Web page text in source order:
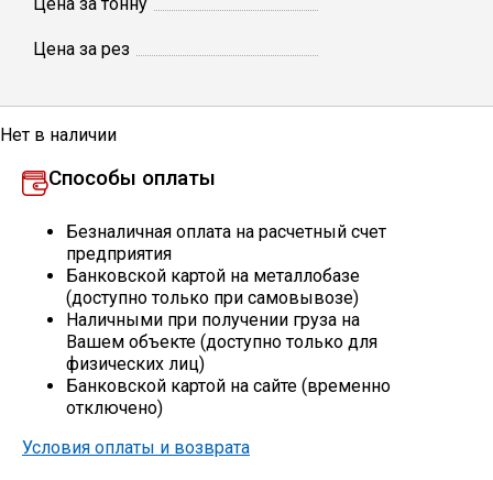
Круг
Столбы заборные
Сетка кладочная
Круги абразивные
Электроды
Цена за рез
Нет в наличии
Способы оплаты
Безналичная оплата на расчетный счет
предприятия
Банковской картой на металлобазе
(доступно только при самовывозе)
Наличными при получении груза на
Вашем объекте (доступно только для
физических лиц)
Банковской картой на сайте (временно
отключено)
Условия оплаты и возврата